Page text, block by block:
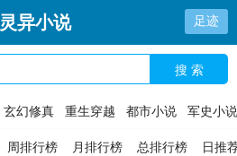
灵异小说 足迹
搜 索
玄幻修真 重生穿越 都市小说 军史小说
周排行榜 月排行榜 总排行榜 日推